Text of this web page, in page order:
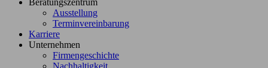
Beratungszentrum
Ausstellung
Terminvereinbarung
Karriere
Unternehmen
Firmengeschichte